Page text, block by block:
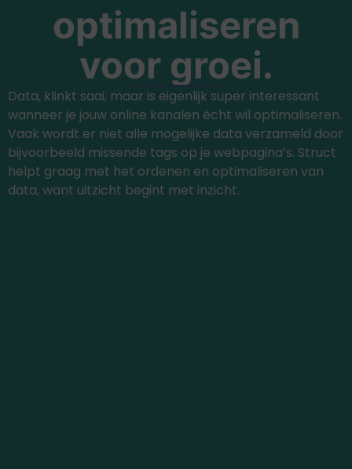
optimaliseren
voor groei.
Data, klinkt saai, maar is eigenlijk super interessant
wanneer je jouw online kanalen écht wil optimaliseren.
Vaak wordt er niet alle mogelijke data verzameld door
bijvoorbeeld missende tags op je webpagina’s. Struct
helpt graag met het ordenen en optimaliseren van
data, want uitzicht begint met inzicht.